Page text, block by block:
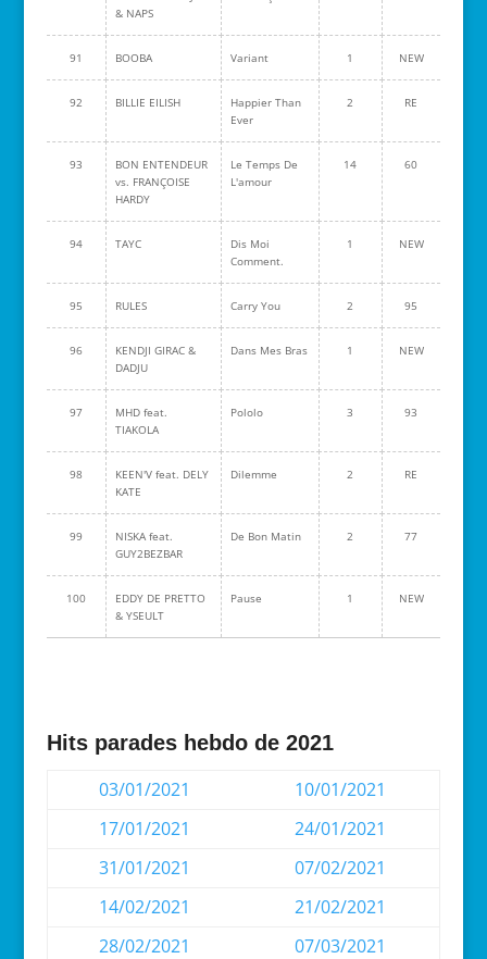
& NAPS
91 BOOBA Variant 1 NEW
92 BILLIE EILISH
Happier Than
Ever
2 RE
93
BON ENTENDEUR
vs. FRANÇOISE
HARDY
Le Temps De
L'amour
14 60
94 TAYC
Dis Moi
Comment.
1 NEW
95 RULES Carry You 2 95
96
KENDJI GIRAC &
DADJU
Dans Mes Bras 1 NEW
97
MHD feat.
TIAKOLA
Pololo 3 93
98
KEEN'V feat. DELY
KATE
Dilemme 2 RE
99
NISKA feat.
GUY2BEZBAR
De Bon Matin 2 77
100
EDDY DE PRETTO
& YSEULT
Pause 1 NEW
Hits parades hebdo de 2021
03/01/2021
10/01/2021
17/01/2021
24/01/2021
31/01/2021
07/02/2021
14/02/2021
21/02/2021
28/02/2021
07/03/2021